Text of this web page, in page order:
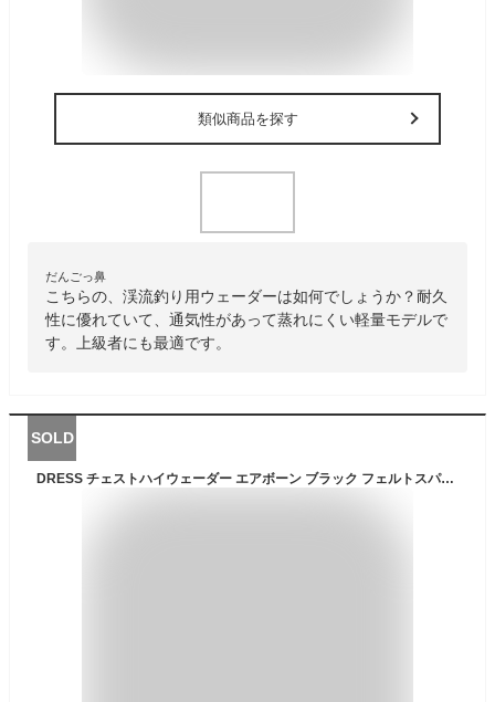
類似商品を探す
だんごっ鼻
こちらの、渓流釣り用ウェーダーは如何でしょうか？耐久
性に優れていて、通気性があって蒸れにくい軽量モデルで
す。上級者にも最適です。
SOLD
DRESS チェストハイウェーダー エアボーン ブラック フェルトスパイク ラジアルソール AIRBORNE ウエストベルト付き S-XXLサイズ 裏メッシュ ナイロン 胴長 釣り ガーデニング 水仕事 雪かき 潮干狩り 農作業 漁業 ドレス